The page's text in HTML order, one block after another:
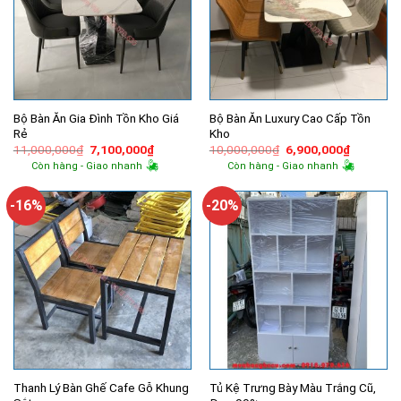
Bộ Bàn Ăn Gia Đình Tồn Kho Giá
Rẻ
11,000,000₫ Giá
gốc
là:
7,100,000₫Giá
hiện
tại
7,100,000₫.
Còn hàng - Giao nhanh
Bộ Bàn Ăn Luxury Cao Cấp Tồn
Kho
10,000,000₫ Giá
gốc
là:
6,900,000₫Giá
hiện
tại
Còn hàng - Giao nhanh
-16%
Thanh Lý Bàn Ghế Cafe Gỗ Khung
-20%
Tủ Kệ Trưng Bày Màu Trắng Cũ,